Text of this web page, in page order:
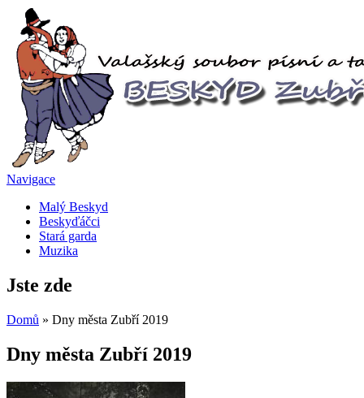
Navigace
Malý Beskyd
Beskyďáčci
Stará garda
Muzika
Jste zde
Domů » Dny města Zubří 2019
Dny města Zubří 2019